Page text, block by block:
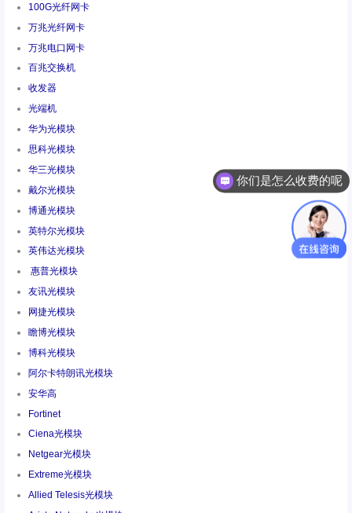
100G光纤网卡
万兆光纤网卡
万兆电口网卡
百兆交换机
收发器
光端机
华为光模块
思科光模块
华三光模块
戴尔光模块
博通光模块
英特尔光模块
英伟达光模块
惠普光模块
友讯光模块
网捷光模块
瞻博光模块
博科光模块
阿尔卡特朗讯光模块
安华高
Fortinet
Ciena光模块
Netgear光模块
Extreme光模块
Allied Telesis光模块
你们是怎么收费的呢